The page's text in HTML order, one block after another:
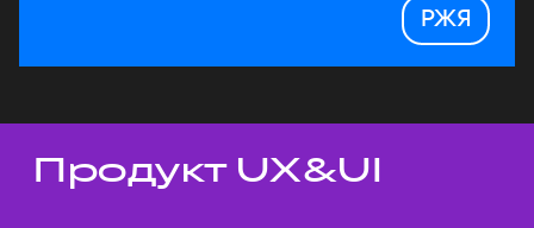
РЖЯ
Темы докладов
Продукт UX&UI